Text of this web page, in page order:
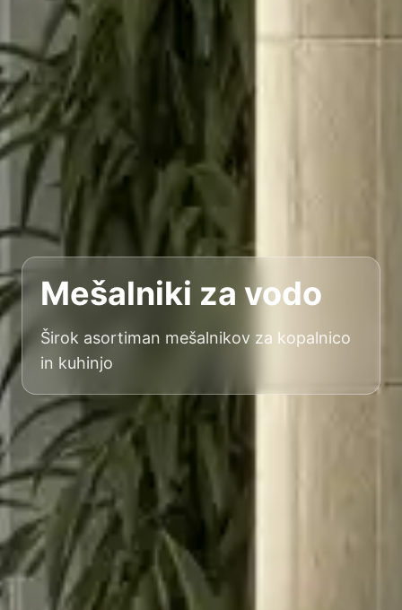
Mešalniki za vodo
Širok asortiman mešalnikov za kopalnico
in kuhinjo